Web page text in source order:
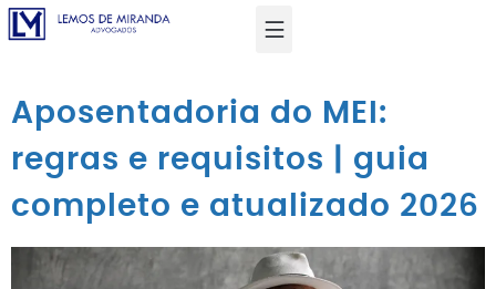
Aposentadoria do MEI:
regras e requisitos | guia
completo e atualizado 2026